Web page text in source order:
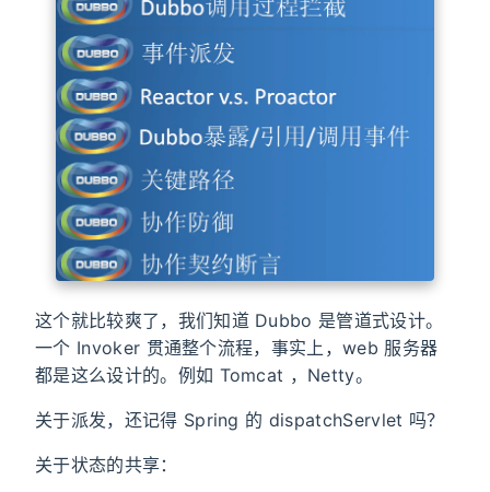
这个就比较爽了，我们知道 Dubbo 是管道式设计。
一个 Invoker 贯通整个流程，事实上，web 服务器
都是这么设计的。例如 Tomcat ，Netty。
关于派发，还记得 Spring 的 dispatchServlet 吗？
关于状态的共享：